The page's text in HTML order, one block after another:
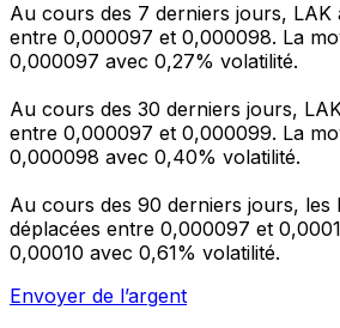
Au cours des 7 derniers jours, LAK
entre 0,000097 et 0,000098. La
0,000097 avec 0,27% volatilité.
Au cours des 30 derniers jours,
entre 0,000097 et 0,000099. La
0,000098 avec 0,40% volatilité.
Au cours des 90 derniers jours, les
déplacées entre 0,000097 et
0,00010 avec 0,61% volatilité.
Envoyer de l’argent